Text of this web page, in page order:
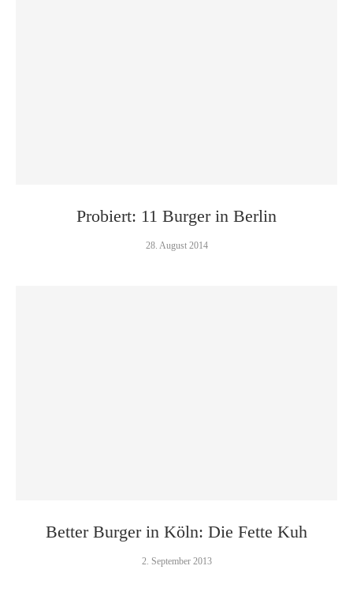
Probiert: 11 Burger in Berlin
28. August 2014
Better Burger in Köln: Die Fette Kuh
2. September 2013